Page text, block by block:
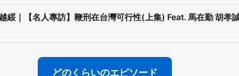
綏｜【名人專訪】鞭刑在台灣可行性(上集) Feat. 馬在勤 胡孝
どのくらいのエピソード